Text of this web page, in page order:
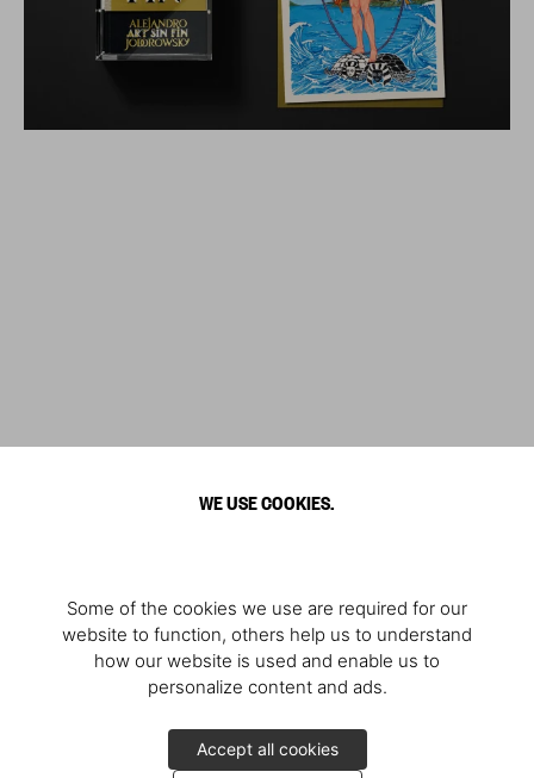
WE USE COOKIES.
Some of the cookies we use are required for our
website to function, others help us to understand
how our website is used and enable us to
personalize content and ads.
Accept all cookies